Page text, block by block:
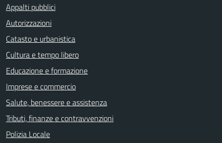
Appalti pubblici
Autorizzazioni
Catasto e urbanistica
Cultura e tempo libero
Educazione e formazione
Imprese e commercio
Salute, benessere e assistenza
Tributi, finanze e contravvenzioni
Polizia Locale